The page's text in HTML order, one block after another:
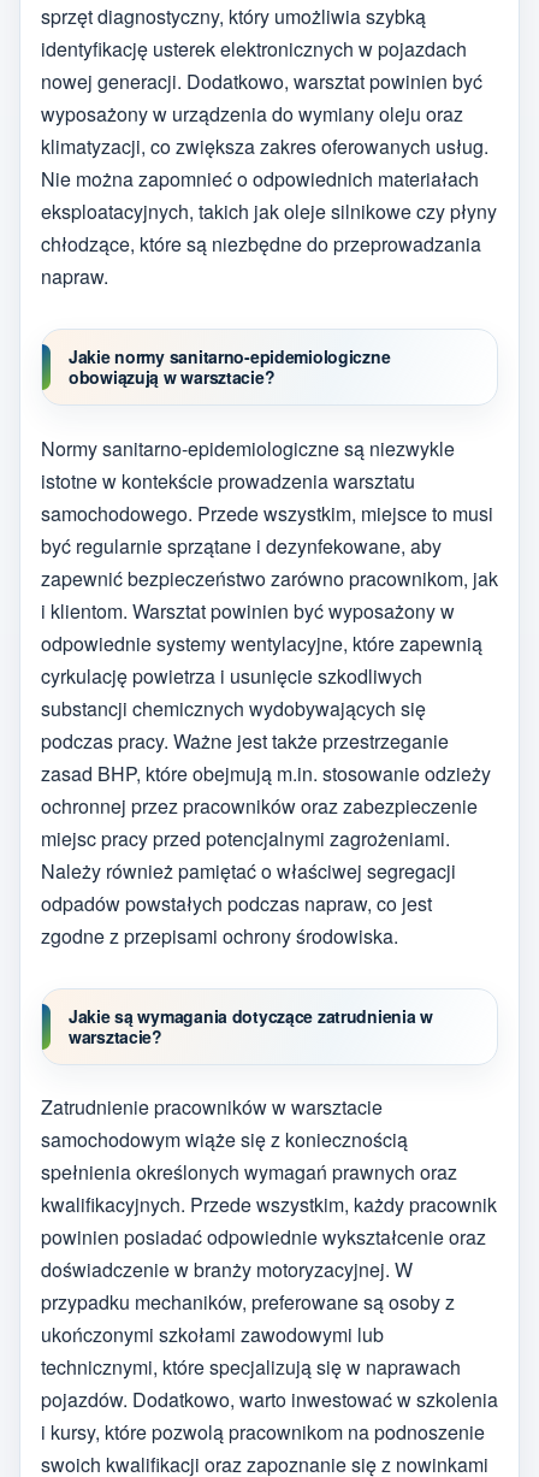
sprzęt diagnostyczny, który umożliwia szybką
identyfikację usterek elektronicznych w pojazdach
nowej generacji. Dodatkowo, warsztat powinien być
wyposażony w urządzenia do wymiany oleju oraz
klimatyzacji, co zwiększa zakres oferowanych usług.
Nie można zapomnieć o odpowiednich materiałach
eksploatacyjnych, takich jak oleje silnikowe czy płyny
chłodzące, które są niezbędne do przeprowadzania
napraw.
Jakie normy sanitarno-epidemiologiczne
obowiązują w warsztacie?
Normy sanitarno-epidemiologiczne są niezwykle
istotne w kontekście prowadzenia warsztatu
samochodowego. Przede wszystkim, miejsce to musi
być regularnie sprzątane i dezynfekowane, aby
zapewnić bezpieczeństwo zarówno pracownikom, jak
i klientom. Warsztat powinien być wyposażony w
odpowiednie systemy wentylacyjne, które zapewnią
cyrkulację powietrza i usunięcie szkodliwych
substancji chemicznych wydobywających się
podczas pracy. Ważne jest także przestrzeganie
zasad BHP, które obejmują m.in. stosowanie odzieży
ochronnej przez pracowników oraz zabezpieczenie
miejsc pracy przed potencjalnymi zagrożeniami.
Należy również pamiętać o właściwej segregacji
odpadów powstałych podczas napraw, co jest
zgodne z przepisami ochrony środowiska.
Jakie są wymagania dotyczące zatrudnienia w
warsztacie?
Zatrudnienie pracowników w warsztacie
samochodowym wiąże się z koniecznością
spełnienia określonych wymagań prawnych oraz
kwalifikacyjnych. Przede wszystkim, każdy pracownik
powinien posiadać odpowiednie wykształcenie oraz
doświadczenie w branży motoryzacyjnej. W
przypadku mechaników, preferowane są osoby z
ukończonymi szkołami zawodowymi lub
technicznymi, które specjalizują się w naprawach
pojazdów. Dodatkowo, warto inwestować w szkolenia
i kursy, które pozwolą pracownikom na podnoszenie
swoich kwalifikacji oraz zapoznanie się z nowinkami